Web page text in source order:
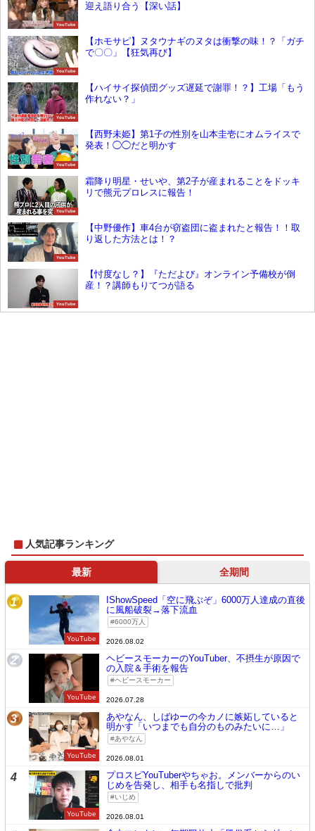
YouTube
迎え語り合う【深い話】
YouTube
【ホモサピ】ヌタウナギのヌタは衝撃の味！？「ガチ
で〇〇」【狂気再び】
YouTube
【ハイサイ探偵団グッズ遅延で謝罪！？】工場「もう
作れない？」
YouTube
【西野未姫】第1子の性別を山本圭壱にオムライスで
発表！◯◯だと明かす
YouTube
霜降り明星・せいや、第2子が産まれることをドッキ
リで熊元プロレスに報告！
YouTube
【中野優作】車4台が窃盗団に盗まれたと報告！！取
り返した方法とは！？
YouTube
【忖度なし？】『ただよび』オンライン予備校が倒
産！？講師もりてつが語る
人気記事ランキング
最新 全期間
1
YouTube
IShowSpeed「空に飛ぶぞ」6000万人達成の直後
に風船破裂→落下流血
6000万人
2026.08.02
2
YouTube
ヘビースモーカーのYouTuber、不摂生が原因で
の入院＆手術を報告
ヘビースモーカー
2026.07.28
3
YouTube
あやなん、しばゆーの今カノに嫉妬していると
明かす「いつまでも自分のものみたいに…」
あやなん
2026.08.01
4
YouTube
プロスピYouTuberやちゃお。メンバーからのい
じめを告発し、相手も名指しで批判
いじめ
2026.08.01